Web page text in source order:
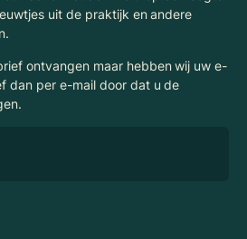
uit de praktijk en andere
ontvangen maar hebben wij uw e-
dan per e-mail door dat u de